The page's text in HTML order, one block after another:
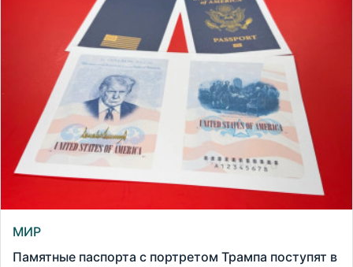
МИР
Памятные паспорта с портретом Трампа поступят в